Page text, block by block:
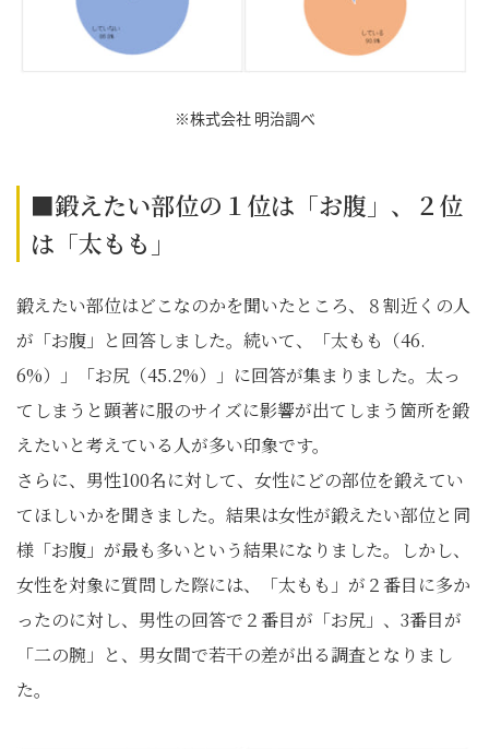
※株式会社 明治調べ
■鍛えたい部位の１位は「お腹」、２位
は「太もも」
鍛えたい部位はどこなのかを聞いたところ、８割近くの人
が「お腹」と回答しました。続いて、「太もも（46.
6%）」「お尻（45.2%）」に回答が集まりました。太っ
てしまうと顕著に服のサイズに影響が出てしまう箇所を鍛
えたいと考えている人が多い印象です。
さらに、男性100名に対して、女性にどの部位を鍛えてい
てほしいかを聞きました。結果は女性が鍛えたい部位と同
様「お腹」が最も多いという結果になりました。しかし、
女性を対象に質問した際には、「太もも」が２番目に多か
ったのに対し、男性の回答で２番目が「お尻」、3番目が
「二の腕」と、男女間で若干の差が出る調査となりまし
た。